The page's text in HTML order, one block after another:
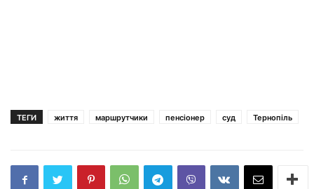
ТЕГИ життя маршрутчики пенсіонер суд Тернопіль